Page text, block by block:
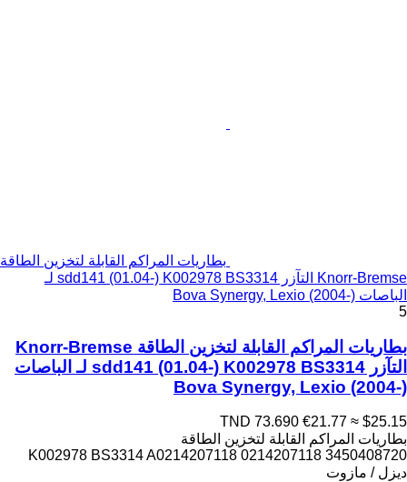
بطاريات المراكم القابلة لتخزين الطاقة
Knorr-Bremse التآزر sdd141 (01.04-) K002978 BS3314 لـ
الباصات Bova Synergy, Lexio (2004-)
5
بطاريات المراكم القابلة لتخزين الطاقة Knorr-Bremse
التآزر sdd141 (01.04-) K002978 BS3314 لـ الباصات
Bova Synergy, Lexio (2004-)
TND 73.690 €21.77 ≈ $25.15
بطاريات المراكم القابلة لتخزين الطاقة
K002978 BS3314 A0214207118 0214207118 3450408720
ديزل / مازوت